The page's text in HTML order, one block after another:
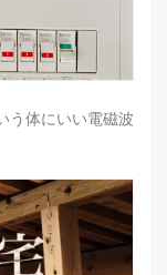
う体にいい電磁波